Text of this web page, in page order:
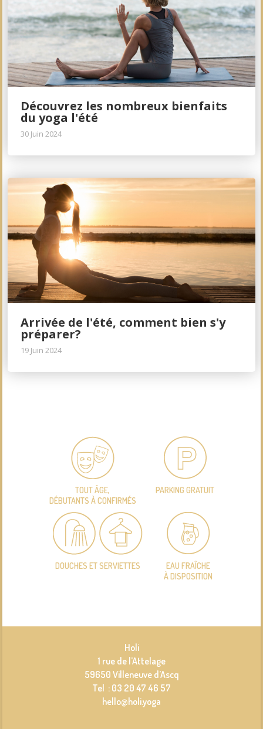
Découvrez les nombreux bienfaits
du yoga l'été
30 Juin 2024
Arrivée de l'été, comment bien s'y
préparer?
19 Juin 2024
TOUT ÂGE,
DÉBUTANTS À CONFIRMÉS
PARKING GRATUIT
DOUCHES ET SERVIETTES
EAU FRAÎCHE
À DISPOSITION
Holi
1 rue de l’Attelage
59650 Villeneuve d’Ascq
Tel : 03 20 47 46 57
hello@holi.yoga